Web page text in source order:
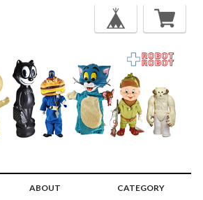
ABOUT CATEGORY